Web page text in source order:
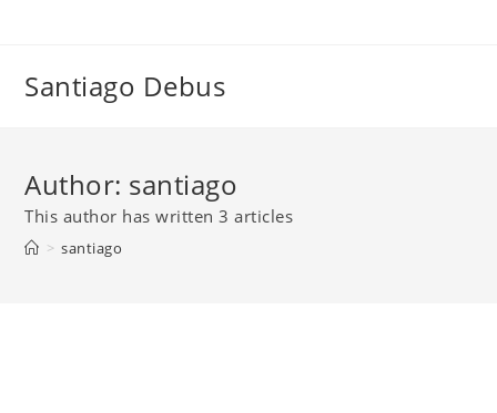
Santiago Debus
Author: santiago
This author has written 3 articles
> santiago